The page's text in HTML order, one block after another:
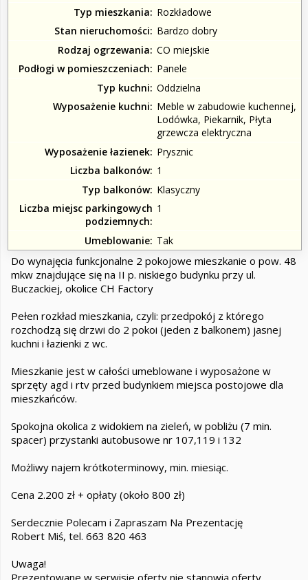
Typ mieszkania
Rozkładowe
Stan nieruchomości
Bardzo dobry
Rodzaj ogrzewania CO miejskie
Podłogi w pomieszczeniach
Panele
Typ kuchni Oddzielna
Wyposażenie kuchni
Meble w zabudowie kuchennej,
Lodówka, Piekarnik, Płyta
grzewcza elektryczna
Wyposażenie łazienek Prysznic
Liczba balkonów 1
Typ balkonów Klasyczny
Liczba miejsc parkingowych
podziemnych
1
Umeblowanie Tak
Do wynajęcia funkcjonalne 2 pokojowe mieszkanie o pow. 48
mkw znajdujące się na II p. niskiego budynku przy ul.
Buczackiej, okolice CH Factory
Pełen rozkład mieszkania, czyli: przedpokój z którego
rozchodzą się drzwi do 2 pokoi (jeden z balkonem) jasnej
kuchni i łazienki z wc.
Mieszkanie jest w całości umeblowane i wyposażone w
sprzęty agd i rtv przed budynkiem miejsca postojowe dla
mieszkańców.
Spokojna okolica z widokiem na zieleń, w pobliżu (7 min.
spacer) przystanki autobusowe nr 107,119 i 132
Możliwy najem krótkoterminowy, min. miesiąc.
Cena 2.200 zł + opłaty (około 800 zł)
Serdecznie Polecam i Zapraszam Na Prezentację
Robert Miś, tel. 663 820 463
Uwaga!
Prezentowane w serwisie oferty nie stanowią oferty